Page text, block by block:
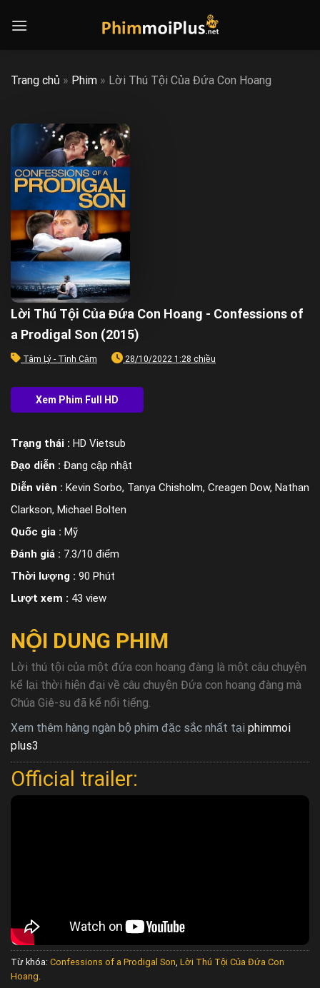
Trang chủ » Phim » Lời Thú Tội Của Đứa Con Hoang
Lời Thú Tội Của Đứa Con Hoang - Confessions of
a Prodigal Son (2015)
Tâm Lý - Tình Cảm 28/10/2022 1:28 chiều
Trạng thái : HD Vietsub
Đạo diễn : Đang cập nhật
Diễn viên : Kevin Sorbo, Tanya Chisholm, Creagen Dow, Nathan
Clarkson, Michael Bolten
Quốc gia : Mỹ
Đánh giá : 7.3/10 điểm
Thời lượng : 90 Phút
Lượt xem : 43 view
NỘI DUNG PHIM
Lời thú tội của một đứa con hoang đàng là một câu chuyện
kể lại thời hiện đại về câu chuyện Đứa con hoang đàng mà
Chúa Giê-su đã kể nổi tiếng.
Xem thêm hàng ngàn bộ phim đặc sắc nhất tại phimmoi
plus3
Official trailer:
Từ khóa: Confessions of a Prodigal Son, Lời Thú Tội Của Đứa Con
Hoang.